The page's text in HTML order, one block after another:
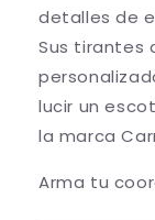
detalles de
Sus tirantes
lucir un
la marca
Arma tu